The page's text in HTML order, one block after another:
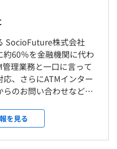
金支給もあります。
も安心してお仕事していた
度を整えています。まずは
識を習得していただき、
いも感じながらキャリア
ター）、インドネシアジャ
海外拠点を含む複数の拠点
集中的に業務を行っている
です。
台場フロンティアビル
するものではありません）
フト勤務あり
務の都合により各々の自
SocioFuture株式会社
60％を金融機関に代わ
理業務と一口に言って
、さらにATMインター
のお問い合わせなど多
ートしているのです。
出資を受ける安定企業
事をはじめていただけ
を見る